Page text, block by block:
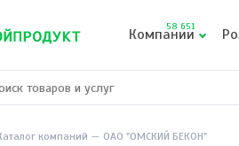
Компании
58 651
компаний ОАО "ОМСКИЙ БЕКОН"